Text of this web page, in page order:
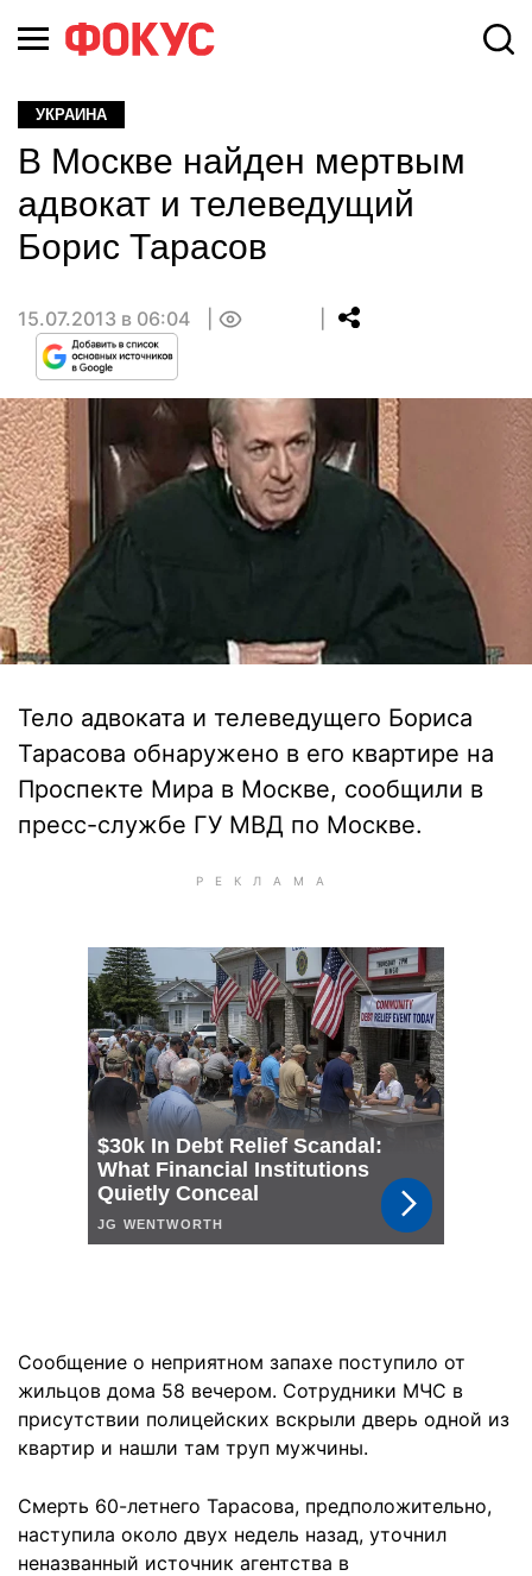
УКРАИНА
В Москве найден мертвым
адвокат и телеведущий
Борис Тарасов
15.07.2013 в 06:04
Тело адвоката и телеведущего Бориса
Тарасова обнаружено в его квартире на
Проспекте Мира в Москве, сообщили в
пресс-службе ГУ МВД по Москве.
Сообщение о неприятном запахе поступило от
жильцов дома 58 вечером. Сотрудники МЧС в
присутствии полицейских вскрыли дверь одной из
квартир и нашли там труп мужчины.
Смерть 60-летнего Тарасова, предположительно,
наступила около двух недель назад, уточнил
неназванный источник агентства в